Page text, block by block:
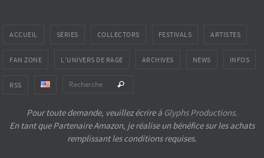
ACCUEIL SÉRIES COLLECTORS FESTIVALS ARTISTES
FAN ZONE L’UNIVERS DE RAGE ARCHIVES NEWS INFOS
RSS Recherche
Pour toute demande, veuillez écrire à Glyphs Productions.
En tant que Partenaire Amazon, je réalise un bénéfice sur les achats
remplissant les conditions requises.